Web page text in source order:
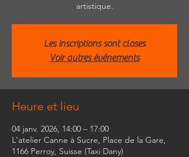
artistique.
Les inscriptions sont closes
Voir autres événements
Heure et lieu
04 janv. 2026, 14:00 – 17:00
L'atelier Canne à Sucre, Place de la Gare,
1166 Perroy, Suisse (Taxi Dany)